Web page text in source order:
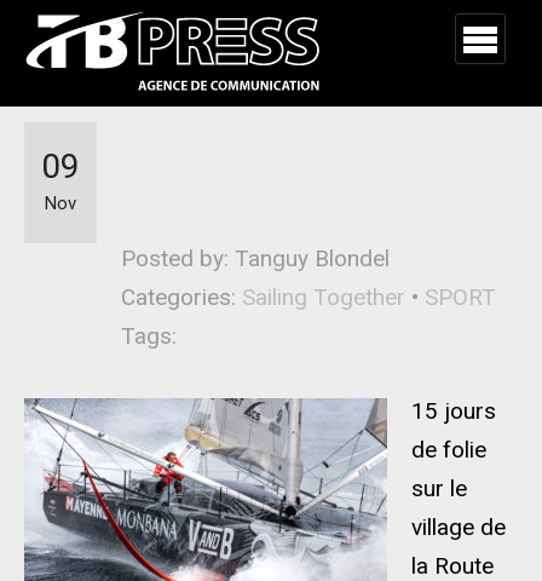
Posted by: Tanguy Blondel
Categories: Sailing Together • SPORT
Tags:
09
Nov
15 jours
de folie
sur le
village de
la Route